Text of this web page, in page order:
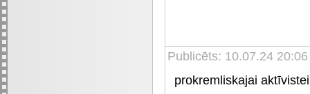
Publicēts: 10.07.24 20:06
prokremliskajai